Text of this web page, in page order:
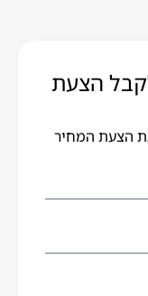
הצעת
הצעת המחיר